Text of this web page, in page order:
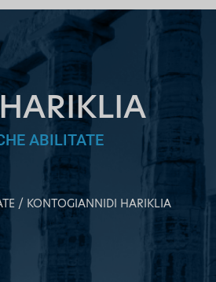
ABILITATE
KONTOGIANNIDI HARIKLIA